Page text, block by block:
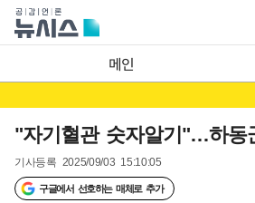
메인
"자기혈관 숫자알기"…하동
기사등록 2025/09/03 15:10:05
구글에서 선호하는 매체로 추가